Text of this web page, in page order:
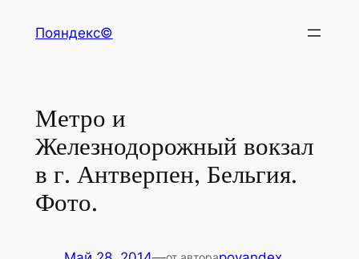
Пояндекс©
Метро и
Железнодорожный вокзал
в г. Антверпен, Бельгия.
Фото.